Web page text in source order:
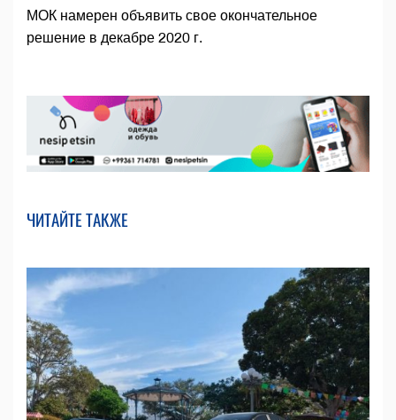
МОК намерен объявить свое окончательное
решение в декабре 2020 г.
ЧИТАЙТЕ ТАКЖЕ